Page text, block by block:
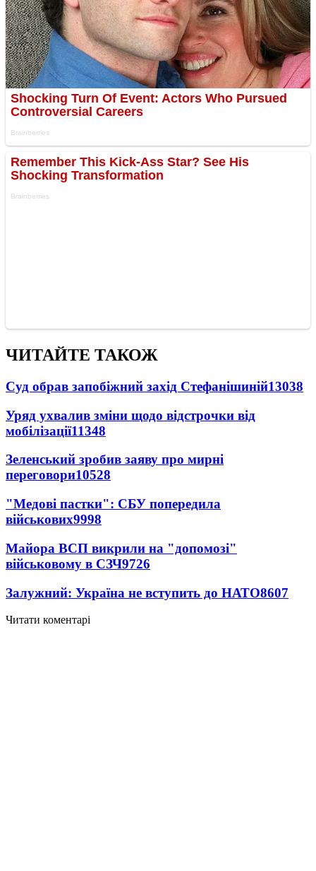
ЧИТАЙТЕ ТАКОЖ
Суд обрав запобіжний захід Стефанішиній13038
Уряд ухвалив зміни щодо відстрочки від
мобілізації11348
Зеленський зробив заяву про мирні
переговори10528
"Медові пастки": СБУ попередила
військових9998
Майора ВСП викрили на "допомозі"
військовому в СЗЧ9726
Залужний: Україна не вступить до НАТО8607
Читати коментарі